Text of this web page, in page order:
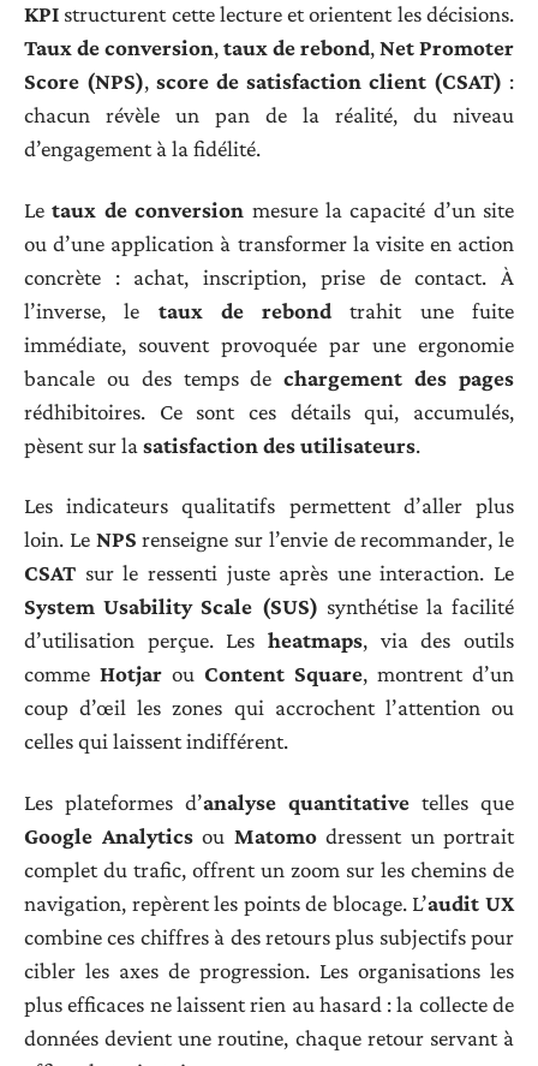
KPI structurent cette lecture et orientent les décisions.
Taux de conversion,taux de rebond,Net Promoter
Score (NPS), score de satisfaction client (CSAT) :
chacun révèle un pan de la réalité, du niveau
d’engagement à la fidélité.
Letaux de conversion mesure la capacité d’un site
ou d’une application à transformer la visite en action
concrète : achat, inscription, prise de contact. À
l’inverse, le taux de rebond trahit une fuite
immédiate, souvent provoquée par une ergonomie
bancale ou des temps dechargement des pages
rédhibitoires. Ce sont ces détails qui, accumulés,
pèsent sur la satisfaction des utilisateurs.
Les indicateurs qualitatifs permettent d’aller plus
loin. Le NPS renseigne sur l’envie de recommander, le
CSAT sur le ressenti juste après une interaction. Le
System Usability Scale (SUS) synthétise la facilité
d’utilisation perçue. Les heatmaps, via des outils
comme Hotjar ou Content Square, montrent d’un
coup d’œil les zones qui accrochent l’attention ou
celles qui laissent indifférent.
Les plateformes d’analyse quantitative telles que
Google Analyticsou Matomodressent un portrait
complet du trafic, offrent un zoom sur les chemins de
navigation, repèrent les points de blocage. L’audit UX
combine ces chiffres à des retours plus subjectifs pour
cibler les axes de progression. Les organisations les
plus efficaces ne laissent rien au hasard : la collecte de
données devient une routine, chaque retour servant à